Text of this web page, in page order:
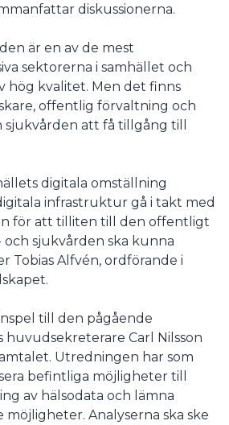
diskussionerna.
är en av de mest
sektorerna i samhället och
hög kvalitet. Men det finns
offentlig förvaltning och
sjukvården att få tillgång till
digitala omställning
infrastruktur gå i takt med
för att tilliten till den offentligt
och sjukvården ska kunna
Tobias Alfvén, ordförande i
till den pågående
Carl Nilsson
Utredningen har som
befintliga möjligheter till
av hälsodata och lämna
Analyserna ska ske